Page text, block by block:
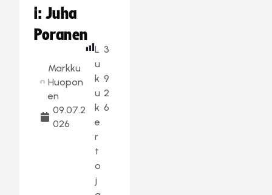
i: Juha
Poranen
Markku
Huopon
en
09.07.2
026
L
u
k
u
k
e
r
t
o
j
3
9
2
6